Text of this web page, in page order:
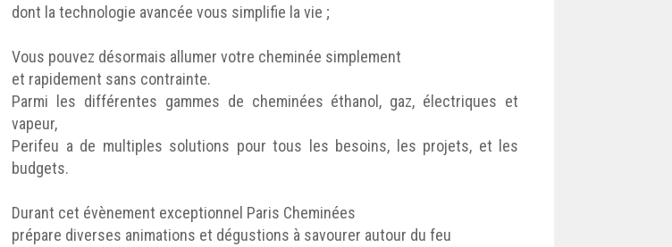
dont la technologie avancée vous simplifie la vie ;
Vous pouvez désormais allumer votre cheminée simplement
et rapidement sans contrainte.
Parmi les différentes gammes de cheminées éthanol, gaz, électriques et
vapeur,
Perifeu a de multiples solutions pour tous les besoins, les projets, et les
budgets.
Durant cet évènement exceptionnel Paris Cheminées
prépare diverses animations et dégustions à savourer autour du feu